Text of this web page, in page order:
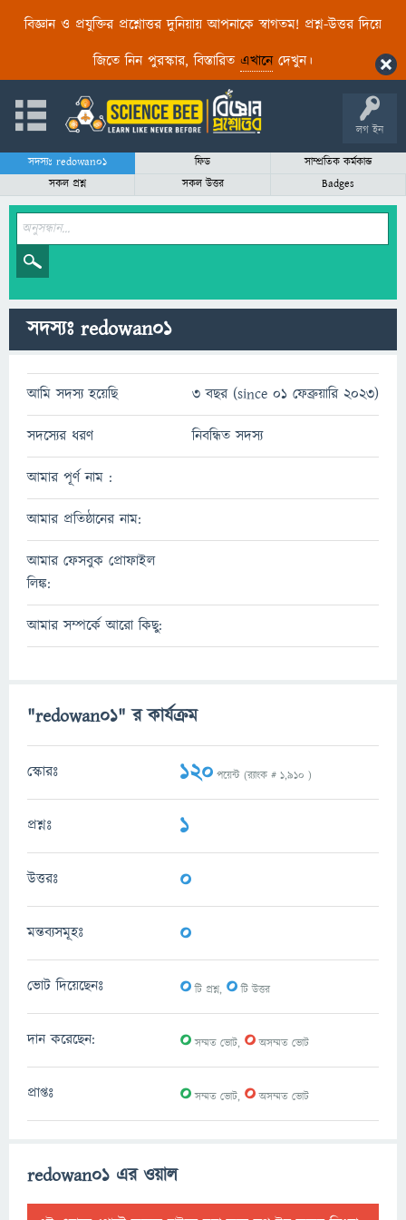
বিজ্ঞান ও প্রযুক্তির প্রশ্নোত্তর দুনিয়ায় আপনাকে স্বাগতম! প্রশ্ন-উত্তর দিয়ে
জিতে নিন পুরস্কার, বিস্তারিত এখানেদেখুন।
লগ ইন
সদস্যঃ redowan01 ফিড
সাম্প্রতিক কর্মকান্ড
সকল প্রশ্ন
সকল উত্তর Badges
সদস্যঃ redowan01
আমি সদস্য হয়েছি 3 বছর (since 01 ফেব্রুয়ারি 2023)
সদস্যের ধরণ নিবন্ধিত সদস্য
আমার পূর্ণ নাম :
আমার প্রতিষ্ঠানের নাম:
আমার ফেসবুক প্রোফাইল
লিঙ্ক:
আমার সম্পর্কে আরো কিছু:
"redowan01" র কার্যক্রম
স্কোরঃ 120 পয়েন্ট (র‌্যাংক # 1,910 )
প্রশ্নঃ 1
উত্তরঃ 0
মন্তব্যসমূহঃ 0
ভোট দিয়েছেনঃ 0টি প্রশ্ন, 0টি উত্তর
দান করেছেন: 0সম্মত ভোট, 0অসম্মত ভোট
প্রাপ্তঃ 0সম্মত ভোট, 0অসম্মত ভোট
redowan01 এর ওয়াল